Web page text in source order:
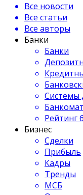
Все новости
Все статьи
Все авторы
Банки
Банки
Системы
Рейтинг
Бизнес
Сделки
Прибыль
Кадры
Тренды
МСБ